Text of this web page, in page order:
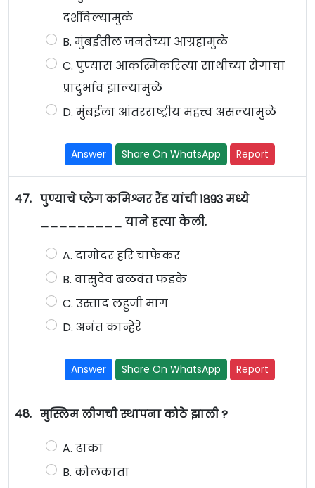
दर्शविल्यामुळे
B. मुंबईतील जनतेच्या आग्रहामुळे
C. पुण्यास आकस्मिकरित्या साथीच्या रोगाचा
प्रादुर्भाव झाल्यामुळे
D. मुंबईला आंतरराष्ट्रीय महत्त्व असल्यामुळे
Answer Share On WhatsApp Report
47. पुण्याचे प्लेग कमिश्नर रैंड यांची 1893 मध्ये
_________ याने हत्या केली.
A. दामोदर हरि चाफेकर
B. वासुदेव बळवंत फडके
C. उस्ताद लहुजी मांग
D. अनंत कान्हेरे
Answer Share On WhatsApp Report
48. मुस्लिम लीगची स्थापना कोठे झाली ?
A. ढाका
B. कोलकाता